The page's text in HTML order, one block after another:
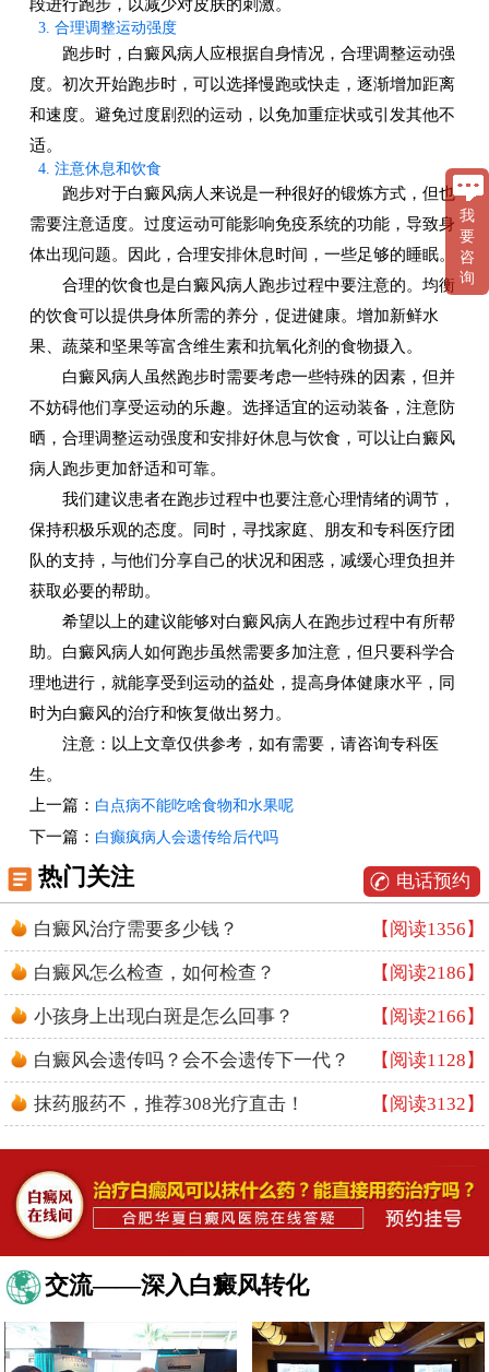
3. 合理调整运动强度
跑步时，白癜风病人应根据自身情况，合理调整运动强
度。初次开始跑步时，可以选择慢跑或快走，逐渐增加距离
和速度。避免过度剧烈的运动，以免加重症状或引发其他不
适。
4. 注意休息和饮食
跑步对于白癜风病人来说是一种很好的锻炼方式，但也
需要注意适度。过度运动可能影响免疫系统的功能，导致身
体出现问题。因此，合理安排休息时间，一些足够的睡眠。
合理的饮食也是白癜风病人跑步过程中要注意的。均衡
的饮食可以提供身体所需的养分，促进健康。增加新鲜水
果、蔬菜和坚果等富含维生素和抗氧化剂的食物摄入。
白癜风病人虽然跑步时需要考虑一些特殊的因素，但并
不妨碍他们享受运动的乐趣。选择适宜的运动装备，注意防
晒，合理调整运动强度和安排好休息与饮食，可以让白癜风
病人跑步更加舒适和可靠。
我们建议患者在跑步过程中也要注意心理情绪的调节，
保持积极乐观的态度。同时，寻找家庭、朋友和专科医疗团
队的支持，与他们分享自己的状况和困惑，减缓心理负担并
获取必要的帮助。
希望以上的建议能够对白癜风病人在跑步过程中有所帮
助。白癜风病人如何跑步虽然需要多加注意，但只要科学合
理地进行，就能享受到运动的益处，提高身体健康水平，同
时为白癜风的治疗和恢复做出努力。
注意：以上文章仅供参考，如有需要，请咨询专科医
生。
上一篇： 白点病不能吃啥食物和水果呢
下一篇： 白癫疯病人会遗传给后代吗
热门关注 电话预约
白癜风治疗需要多少钱？ 【阅读1356】
白癜风怎么检查，如何检查？ 【阅读2186】
小孩身上出现白斑是怎么回事？ 【阅读2166】
白癜风会遗传吗？会不会遗传下一代？ 【阅读1128】
抹药服药不，推荐308光疗直击！ 【阅读3132】
交流——深入白癜风转化
我
要
咨
询